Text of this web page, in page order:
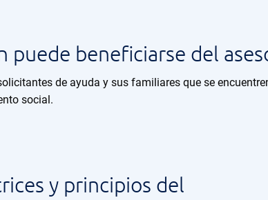
puede beneficiarse del
de ayuda y sus familiares que se
social.
y principios del